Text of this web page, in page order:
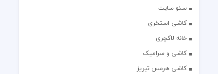
سئو سایت
کاشی استخری
خانه لاکچری
کاشی و سرامیک
کاشی هرمس تبریز